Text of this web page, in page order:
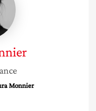
Monnier